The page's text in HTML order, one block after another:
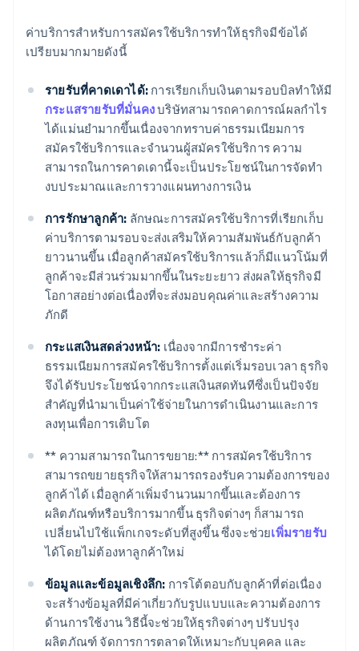
ค่าบริการสำหรับการสมัครใช้บริการทำให้ธุรกิจมีข้อได้
เปรียบมากมายดังนี้
รายรับที่คาดเดาได้: การเรียกเก็บเงินตามรอบบิลทำให้มี
กระแสรายรับที่มั่นคงบริษัทสามารถคาดการณ์ผลกำไร
ได้แม่นยำมากขึ้นเนื่องจากทราบค่าธรรมเนียมการ
สมัครใช้บริการและจำนวนผู้สมัครใช้บริการ ความ
สามารถในการคาดเดานี้จะเป็นประโยชน์ในการจัดทำ
งบประมาณและการวางแผนทางการเงิน
การรักษาลูกค้า: ลักษณะการสมัครใช้บริการที่เรียกเก็บ
ค่าบริการตามรอบจะส่งเสริมให้ความสัมพันธ์กับลูกค้า
ยาวนานขึ้น เมื่อลูกค้าสมัครใช้บริการแล้วก็มีแนวโน้มที่
ลูกค้าจะมีส่วนร่วมมากขึ้นในระยะยาว ส่งผลให้ธุรกิจมี
โอกาสอย่างต่อเนื่องที่จะส่งมอบคุณค่าและสร้างความ
ภักดี
กระแสเงินสดล่วงหน้า: เนื่องจากมีการชำระค่า
ธรรมเนียมการสมัครใช้บริการตั้งแต่เริ่มรอบเวลา ธุรกิจ
จึงได้รับประโยชน์จากกระแสเงินสดทันทีซึ่งเป็นปัจจัย
สำคัญที่นำมาเป็นค่าใช้จ่ายในการดำเนินงานและการ
ลงทุนเพื่อการเติบโต
** ความสามารถในการขยาย:** การสมัครใช้บริการ
สามารถขยายธุรกิจให้สามารถรองรับความต้องการของ
ลูกค้าได้ เมื่อลูกค้าเพิ่มจำนวนมากขึ้นและต้องการ
ผลิตภัณฑ์หรือบริการมากขึ้น ธุรกิจต่างๆ ก็สามารถ
เปลี่ยนไปใช้แพ็กเกจระดับที่สูงขึ้น ซึ่งจะช่วยเพิ่มรายรับ
ได้โดยไม่ต้องหาลูกค้าใหม่
ข้อมูลและข้อมูลเชิงลึก: การโต้ตอบกับลูกค้าที่ต่อเนื่อง
จะสร้างข้อมูลที่มีค่าเกี่ยวกับรูปแบบและความต้องการ
ด้านการใช้งาน วิธีนี้จะช่วยให้ธุรกิจต่างๆ ปรับปรุง
ผลิตภัณฑ์ จัดการการตลาดให้เหมาะกับบุคคล และ